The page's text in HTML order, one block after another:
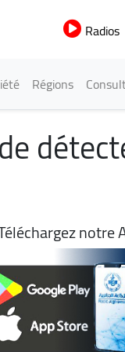
Radios
Régions
notre